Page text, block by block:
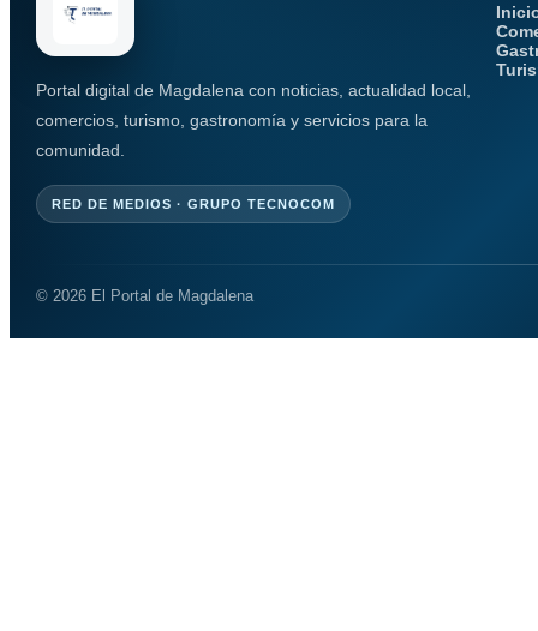
Portal digital de Magdalena con noticias, actualidad local,
comercios, turismo, gastronomía y servicios para la
comunidad.
RED DE MEDIOS · GRUPO TECNOCOM
© 2026 El Portal de Magdalena